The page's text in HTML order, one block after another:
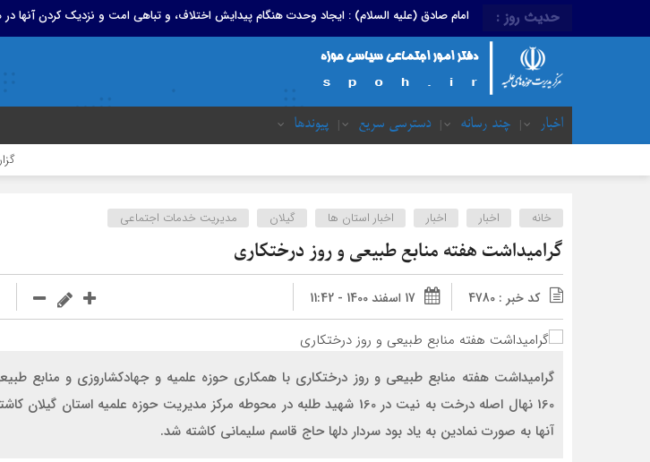
حدیث روز : امام صادق (علیه السلام) : ایجاد وحدت هنگام پیدایش اختلاف، و تباهی امت و نزدیک کردن آنها
اخبار چند رسانه دسترسی سریع پیوندها
گزارش
خانه اخبار اخبار اخبار استان ها گیلان مدیریت خدمات اجتماعی
گرامیداشت هفته منابع طبیعی و روز درختکاری
کد خبر : 4780 17 اسفند 1400 - 11:42
گرامیداشت هفته منابع طبیعی و روز درختکاری با همکاری حوزه علمیه و جهادکشاروزی و منابع
160 نهال اصله درخت به نیت در 160 شهید طلبه در محوطه مرکز مدیریت حوزه علمیه استان
آنها به صورت نمادین به یاد بود سردار دلها حاج قاسم سلیمانی کاشته شد.